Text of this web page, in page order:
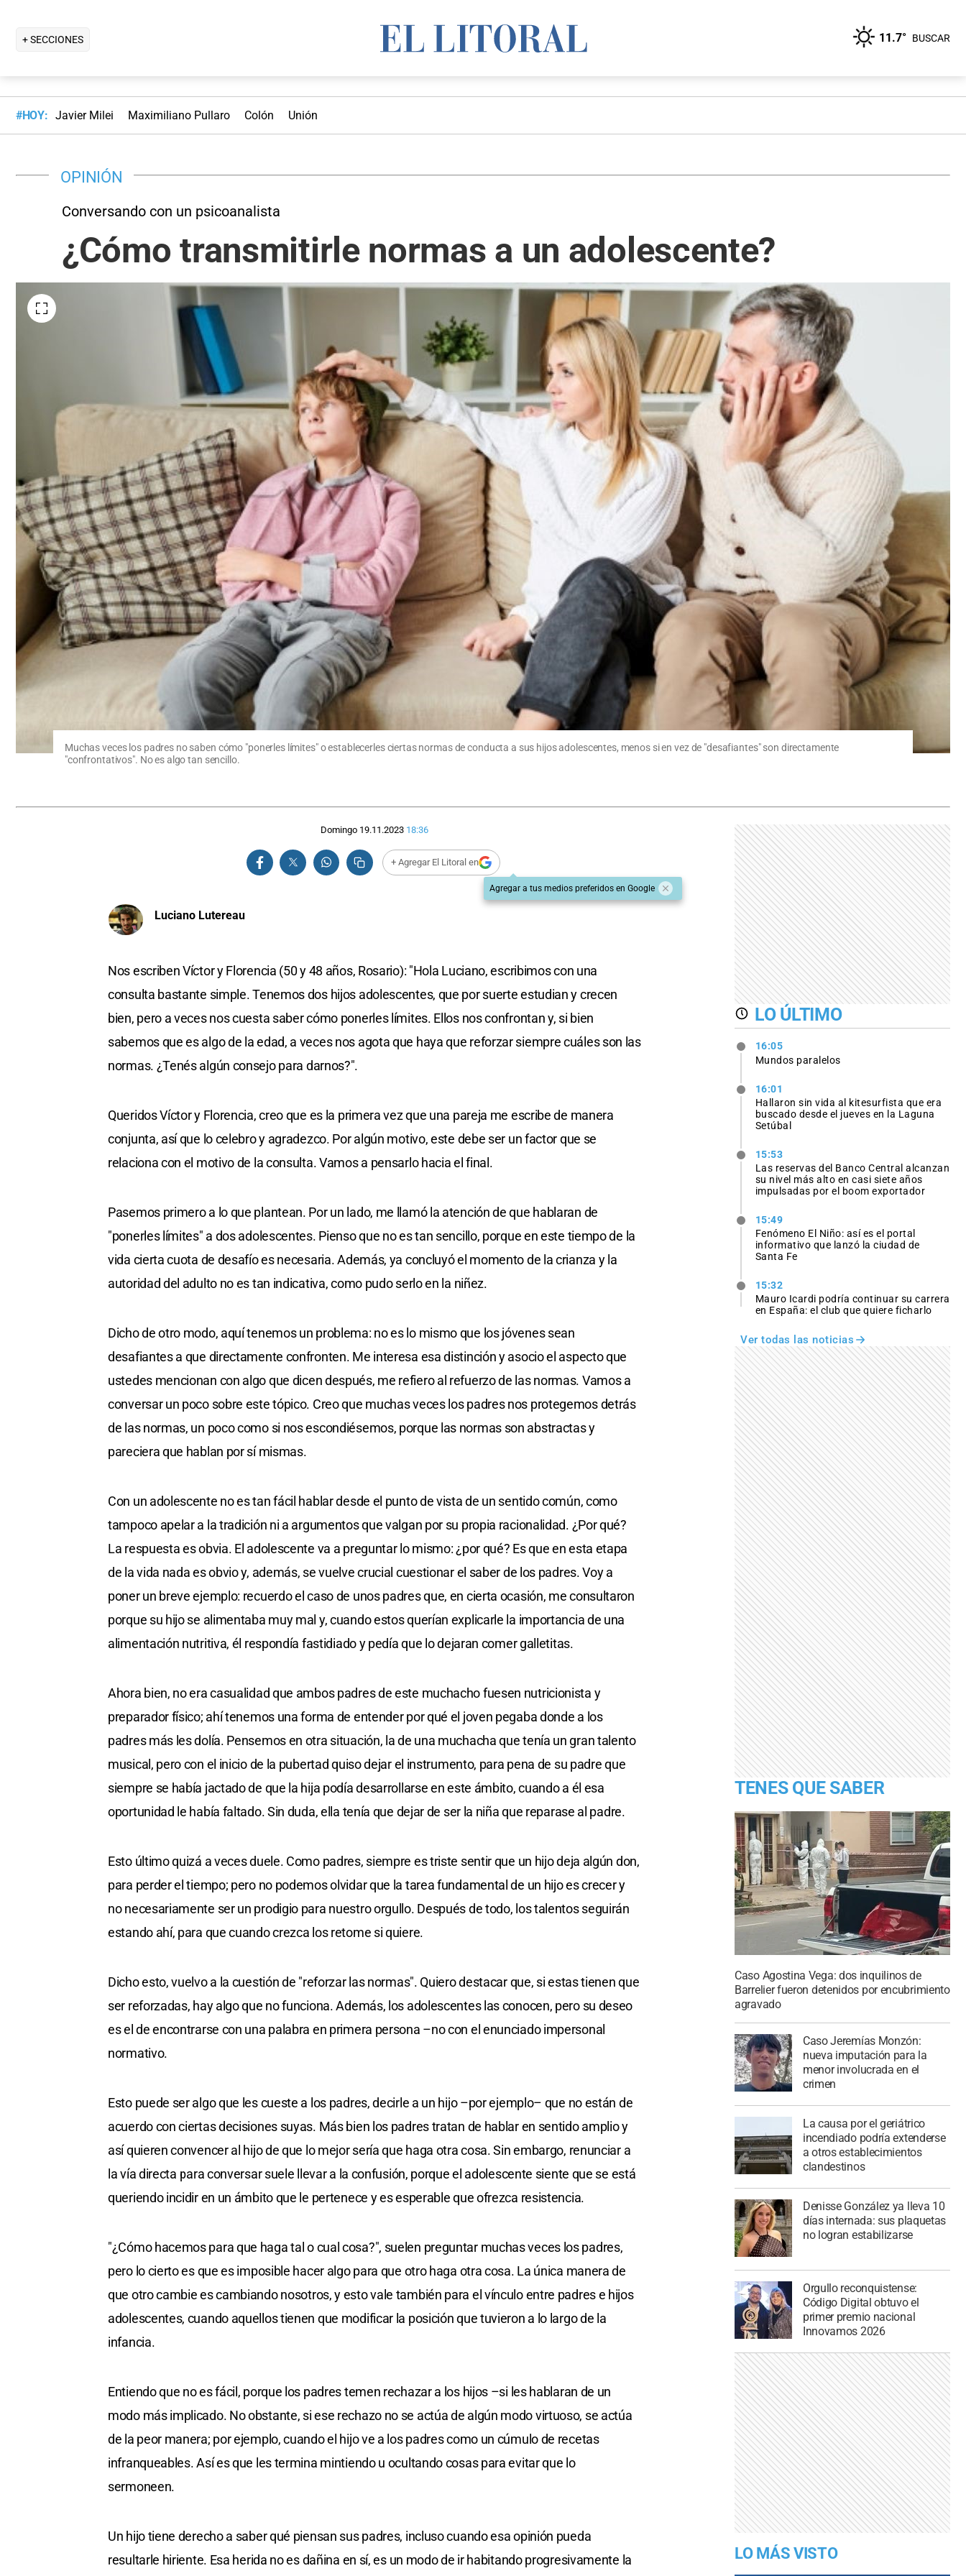
+ SECCIONES 11.7° BUSCAR
#HOY: Javier Milei Maximiliano Pullaro Colón Unión
OPINIÓN
Conversando con un psicoanalista
¿Cómo transmitirle normas a un adolescente?
Muchas veces los padres no saben cómo "ponerles límites" o establecerles ciertas normas de conducta a sus hijos adolescentes, menos si en vez de "desafiantes" son directamente
"confrontativos". No es algo tan sencillo.
Domingo 19.11.2023 18:36
+ Agregar El Litoral en
Agregar a tus medios preferidos en Google
Luciano Lutereau
Nos escriben Víctor y Florencia (50 y 48 años, Rosario): "Hola Luciano, escribimos con una
consulta bastante simple. Tenemos dos hijos adolescentes, que por suerte estudian y crecen
bien, pero a veces nos cuesta saber cómo ponerles límites. Ellos nos confrontan y, si bien
sabemos que es algo de la edad, a veces nos agota que haya que reforzar siempre cuáles son las
normas. ¿Tenés algún consejo para darnos?".
Queridos Víctor y Florencia, creo que es la primera vez que una pareja me escribe de manera
conjunta, así que lo celebro y agradezco. Por algún motivo, este debe ser un factor que se
relaciona con el motivo de la consulta. Vamos a pensarlo hacia el final.
Pasemos primero a lo que plantean. Por un lado, me llamó la atención de que hablaran de
"ponerles límites" a dos adolescentes. Pienso que no es tan sencillo, porque en este tiempo de la
vida cierta cuota de desafío es necesaria. Además, ya concluyó el momento de la crianza y la
autoridad del adulto no es tan indicativa, como pudo serlo en la niñez.
Dicho de otro modo, aquí tenemos un problema: no es lo mismo que los jóvenes sean
desafiantes a que directamente confronten. Me interesa esa distinción y asocio el aspecto que
ustedes mencionan con algo que dicen después, me refiero al refuerzo de las normas. Vamos a
conversar un poco sobre este tópico. Creo que muchas veces los padres nos protegemos detrás
de las normas, un poco como si nos escondiésemos, porque las normas son abstractas y
pareciera que hablan por sí mismas.
Con un adolescente no es tan fácil hablar desde el punto de vista de un sentido común, como
tampoco apelar a la tradición ni a argumentos que valgan por su propia racionalidad. ¿Por qué?
La respuesta es obvia. El adolescente va a preguntar lo mismo: ¿por qué? Es que en esta etapa
de la vida nada es obvio y, además, se vuelve crucial cuestionar el saber de los padres. Voy a
poner un breve ejemplo: recuerdo el caso de unos padres que, en cierta ocasión, me consultaron
porque su hijo se alimentaba muy mal y, cuando estos querían explicarle la importancia de una
alimentación nutritiva, él respondía fastidiado y pedía que lo dejaran comer galletitas.
Ahora bien, no era casualidad que ambos padres de este muchacho fuesen nutricionista y
preparador físico; ahí tenemos una forma de entender por qué el joven pegaba donde a los
padres más les dolía. Pensemos en otra situación, la de una muchacha que tenía un gran talento
musical, pero con el inicio de la pubertad quiso dejar el instrumento, para pena de su padre que
siempre se había jactado de que la hija podía desarrollarse en este ámbito, cuando a él esa
oportunidad le había faltado. Sin duda, ella tenía que dejar de ser la niña que reparase al padre.
Esto último quizá a veces duele. Como padres, siempre es triste sentir que un hijo deja algún don,
para perder el tiempo; pero no podemos olvidar que la tarea fundamental de un hijo es crecer y
no necesariamente ser un prodigio para nuestro orgullo. Después de todo, los talentos seguirán
estando ahí, para que cuando crezca los retome si quiere.
Dicho esto, vuelvo a la cuestión de "reforzar las normas". Quiero destacar que, si estas tienen que
ser reforzadas, hay algo que no funciona. Además, los adolescentes las conocen, pero su deseo
es el de encontrarse con una palabra en primera persona –no con el enunciado impersonal
normativo.
Esto puede ser algo que les cueste a los padres, decirle a un hijo –por ejemplo– que no están de
acuerdo con ciertas decisiones suyas. Más bien los padres tratan de hablar en sentido amplio y
así quieren convencer al hijo de que lo mejor sería que haga otra cosa. Sin embargo, renunciar a
la vía directa para conversar suele llevar a la confusión, porque el adolescente siente que se está
queriendo incidir en un ámbito que le pertenece y es esperable que ofrezca resistencia.
"¿Cómo hacemos para que haga tal o cual cosa?", suelen preguntar muchas veces los padres,
pero lo cierto es que es imposible hacer algo para que otro haga otra cosa. La única manera de
que otro cambie es cambiando nosotros, y esto vale también para el vínculo entre padres e hijos
adolescentes, cuando aquellos tienen que modificar la posición que tuvieron a lo largo de la
infancia.
Entiendo que no es fácil, porque los padres temen rechazar a los hijos –si les hablaran de un
modo más implicado. No obstante, si ese rechazo no se actúa de algún modo virtuoso, se actúa
de la peor manera; por ejemplo, cuando el hijo ve a los padres como un cúmulo de recetas
infranqueables. Así es que les termina mintiendo u ocultando cosas para evitar que lo
sermoneen.
Un hijo tiene derecho a saber qué piensan sus padres, incluso cuando esa opinión pueda
resultarle hiriente. Esa herida no es dañina en sí, es un modo de ir habitando progresivamente la
LO ÚLTIMO
16:05
Mundos paralelos
16:01
Hallaron sin vida al kitesurfista que era
buscado desde el jueves en la Laguna
Setúbal
15:53
Las reservas del Banco Central alcanzan
su nivel más alto en casi siete años
impulsadas por el boom exportador
15:49
Fenómeno El Niño: así es el portal
informativo que lanzó la ciudad de
Santa Fe
15:32
Mauro Icardi podría continuar su carrera
en España: el club que quiere ficharlo
Ver todas las noticias
TENES QUE SABER
Caso Agostina Vega: dos inquilinos de
Barrelier fueron detenidos por encubrimiento
agravado
Caso Jeremías Monzón:
nueva imputación para la
menor involucrada en el
crimen
La causa por el geriátrico
incendiado podría extenderse
a otros establecimientos
clandestinos
Denisse González ya lleva 10
días internada: sus plaquetas
no logran estabilizarse
Orgullo reconquistense:
Código Digital obtuvo el
primer premio nacional
Innovamos 2026
LO MÁS VISTO